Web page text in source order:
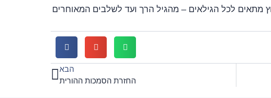
מתאים לכל הגילאים – מהגיל הרך ועד לשלבים המאוחרים
הבא
החזרת הסמכות ההורית